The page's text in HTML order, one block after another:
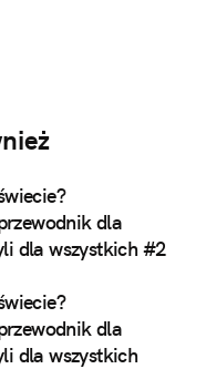
dla
dla wszystkich #2
dla
dla wszystkich